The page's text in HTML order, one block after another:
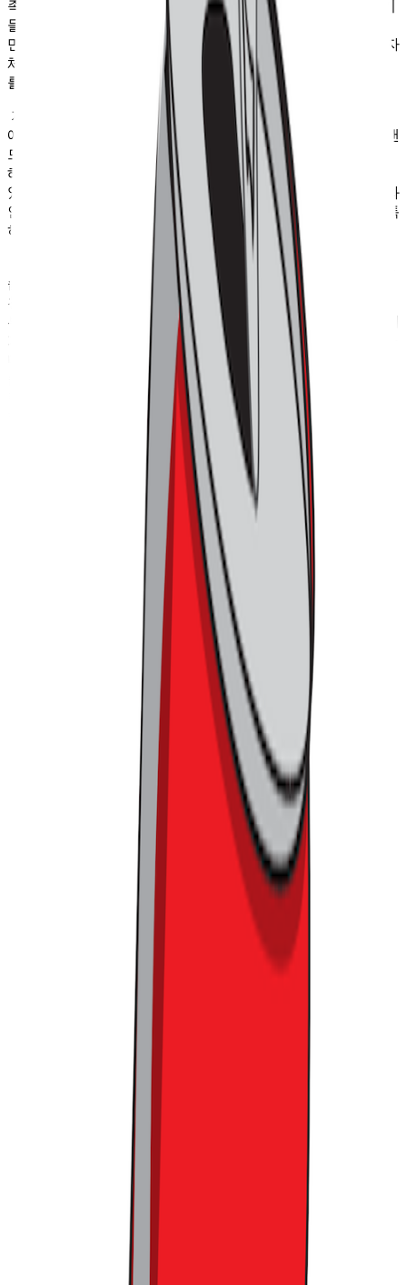
족했다는 불만이 적지 않았습니다. 컬리푸드페스타 티켓 후기
들만 보더라도, 긴 대기 시간과 붐비는 인파로 인해 기대했던
만큼의 체험을 즐기지 못했다는 반응이 이어졌는데요. 입장 자
체가 쉽지 않았을 뿐만 아니라, 행사장 내부에서도 주요 부스
를 제대로 체험하기 어려웠다는 의견이 많았습니다.
저 역시 혼잡한 시간대를 피해 입장했음에도 불구하고, 입구
에서부터 대기줄에 서야 했고요. 내부에 들어가서도 대형 브랜
드 부스들은 대부분 줄이 너무 길어 체험하는 걸 상당수 포기
해야 했습니다. 결국 중소 브랜드 위주로만 둘러볼 수밖에 없
었죠. 이는 단순히 방문객 수가 많아서라기보다는 동선 관리와
인원 조율이 제대로 이루어지지 않은 결과로 보인다는 점은 특
히나 아쉬웠습니다.
또한, 부스별 체험 내용 역시 빈약하다는 느낌을 지울 수 없었
습니다. 대부분의 브랜드와의 교감은 SNS 팔로우나 카카오톡
친구 추가 같은 단순한 참여에 그쳤고, 시식 정도가 체험의 전
부인 경우가 많았는데요. 특히 컬리가 자신들의 브랜드를 알리
기 위해 준비한 <컬리베이커리>조차 디저트를 조금 맛보게 하
며, 뉴스레터 에피큐어를 기계적으로 구독시키는 수준에 그쳤
습니다. 아이러니하게도 반대로 경험이 잘 기획되어 있었던 <
컬리에그팜>이나 <컬리델리>는 너무 몰려든 인파로 직접 체
험해 보지 못하고 발길을 되돌려야 했고요.
결국 방문객 수를 늘리고 규모를 키우는데 치중하다 보니, 개
개인에게 제공되는 경험의 밀도가 크게 떨어진 것이 근본적인
밀도와 확장 사이에서 균형을 잘 잡지 못한 건
데요. 이처럼 1회 차의 성공에 힘입어 규모는 확장되었지만, 세
심한 디테일이 부족했던 부분이 두드러지며, 컬리가 일종의
‘소포모어 징크스’를 겪은 것이 아닐까 싶었습니다.
※ 소포모어 징크스: 원작 넘어서는 속편 없다는 말
과 비슷한 표현으로, 운동선수나 작품 등이 데뷔할
때는 큰 성공을 거두었으나, 이후 부담감으로 처음
과 같은 퀄리티 혹은 성과를 보이지 못하는 경우를
기본부터 다시 잡아야 합니다
그간 컬리는 늘 탁월한 고객 경험을 기획하며 찬사를 받아왔
습니다. 그러나 이번 컬리푸드페스타에서는 확장된 규모와 더
불어 기본적인 디테일 관리에서 아쉬운 점들이 두드러졌습니
다. 작은 부분들이 모여 전체적인 경험을 좌우한다는 사실을
고려할 때, 이번 행사는 여러 면에서 미흡함을 드러냈는데요.
우선 가장 큰 문제는 지나치게 많은 방문객 수를 받아들인 점
입구부터 과도하게 붐비는 모습은 행사장 내부로
그대로 이어졌고, 대기줄 관리와 동선 설계 역시 미흡하여 혼
란을 가중시켰습니다. 심지어 일부 후기에 따르면 기본적으로
제공해야 할 웰컴 기프트마저 수량 부족으로 인해 받지 못한
경우도 있었다고 하는데요. 이는 고객들에게 실망감을 주기에
또한, 공간 활용과 편의성에서도 부족함이 느껴졌습니다.
문객들이 음식을 즐길 수 있는 충분한 공간이 확보되지 않았고
특히 공간 자체를 여유에 두어서, 관람을 편하게 만들
었던 컬리뷰티페스타와도 비교되는 부분
컬리가 지금의 위치에 오른 건 디테일에 집착하다시피 했던
노력 덕분이었습니다. 상품 페이지의 작은 언어 표현부터 배송
경험까지, 고객 입장에서 하나하나 뜯어고친 덕분에 온라인 그
로서리 시장에서 후발주자임에도 불구하고 강자로 자리 잡을
수 있었는데요. 그런 컬리도 성장의 압박 속에서 조금은 조급
해진 것이 아닌가 싶습니다.
성공적인 고객 경험은 단순히 규모를 키우는 것만으로는 만들
어지지 않습니다. 작은 디테일에서 시작해 그것이 하나의 완성